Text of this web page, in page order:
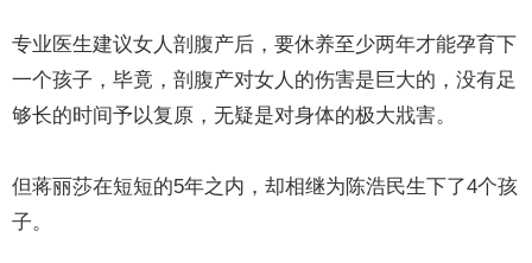
专业医生建议女人剖腹产后，要休养至少两年才能孕育下
一个孩子，毕竟，剖腹产对女人的伤害是巨大的，没有足
够长的时间予以复原，无疑是对身体的极大戕害。
但蒋丽莎在短短的5年之内，却相继为陈浩民生下了4个孩
子。